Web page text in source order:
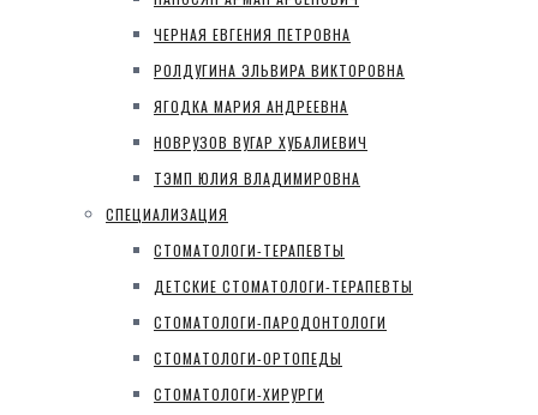
ЧЕРНАЯ ЕВГЕНИЯ ПЕТРОВНА
РОЛДУГИНА ЭЛЬВИРА ВИКТОРОВНА
ЯГОДКА МАРИЯ АНДРЕЕВНА
НОВРУЗОВ ВУГАР ХУБАЛИЕВИЧ
ТЭМП ЮЛИЯ ВЛАДИМИРОВНА
СПЕЦИАЛИЗАЦИЯ
СТОМАТОЛОГИ-ТЕРАПЕВТЫ
ДЕТСКИЕ СТОМАТОЛОГИ-ТЕРАПЕВТЫ
СТОМАТОЛОГИ-ПАРОДОНТОЛОГИ
СТОМАТОЛОГИ-ОРТОПЕДЫ
СТОМАТОЛОГИ-ХИРУРГИ